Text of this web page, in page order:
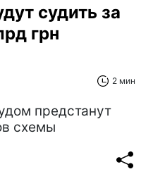
судить за
грн
2 мин
предстанут
схемы